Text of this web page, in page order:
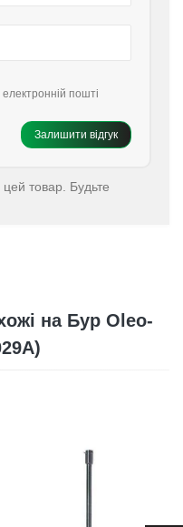
електронній пошті
Залишити відгук
товар. Будьте
на Бур Oleo-